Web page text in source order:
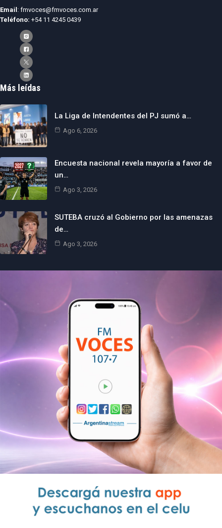
Email : fmvoces@fmvoces.com.ar
Teléfono: +54 11 4245 0439
Más leídas
La Liga de Intendentes del PJ sumó a…
Ago 6, 2026
Encuesta nacional revela mayoría a favor de
un…
Ago 3, 2026
SUTEBA cruzó al Gobierno por las amenazas
de…
Ago 3, 2026